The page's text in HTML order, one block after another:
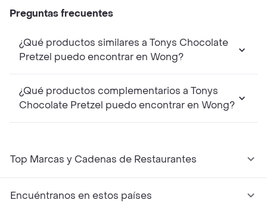
Preguntas frecuentes
¿Qué productos similares a Tonys Chocolate
Pretzel puedo encontrar en Wong?
¿Qué productos complementarios a Tonys
Chocolate Pretzel puedo encontrar en Wong?
Top Marcas y Cadenas de Restaurantes
Encuéntranos en estos países